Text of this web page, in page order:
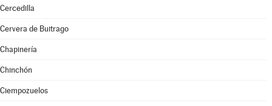
Cercedilla
Cervera de Buitrago
Chapinería
Chinchón
Ciempozuelos